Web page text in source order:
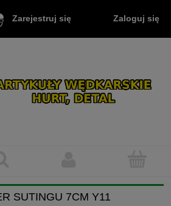
Zarejestruj się Zaloguj się
SUTINGU 7CM Y11